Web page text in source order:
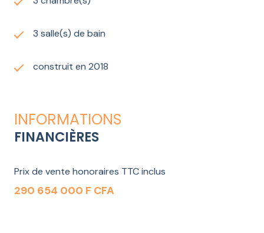
443 000 €pour une douceur de vivre qui se ressent
3 salle(s) de bain
construit en 2018
INFORMATIONS
FINANCIÈRES
Prix de vente honoraires TTC inclus
290 654 000 F CFA